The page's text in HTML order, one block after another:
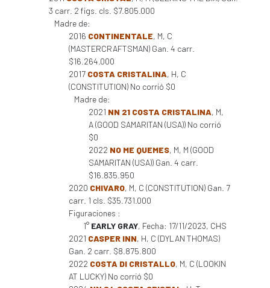
3 carr. 2 figs. cls. $7.805.000
Madre de:
2016 CONTINENTALE, M, C
(MASTERCRAFTSMAN) Gan. 4 carr.
$16.264.000
2017 COSTA CRISTALINA, H, C
(CONSTITUTION) No corrió $0
Madre de:
2021 NN 21 COSTA CRISTALINA, M,
A (GOOD SAMARITAN (USA)) No corrió
$0
2022 NO ME QUEMES, M, M (GOOD
SAMARITAN (USA)) Gan. 4 carr.
$16.835.950
2020 CHIVARO, M, C (CONSTITUTION) Gan. 7
carr. 1 cls. $35.731.000
Figuraciones :
1° EARLY GRAY, Fecha: 17/11/2023, CHS
2021 CASPER INN, H, C (DYLAN THOMAS)
Gan. 2 carr. $8.875.800
2022 COSTA DI CRISTALLO, M, C (LOOKIN
AT LUCKY) No corrió $0